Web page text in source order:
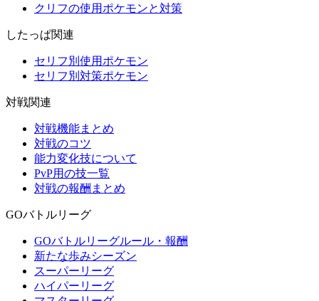
クリフの使用ポケモンと対策
したっぱ関連
セリフ別使用ポケモン
セリフ別対策ポケモン
対戦関連
対戦機能まとめ
対戦のコツ
能力変化技について
PvP用の技一覧
対戦の報酬まとめ
GOバトルリーグ
GOバトルリーグルール・報酬
新たな歩みシーズン
スーパーリーグ
ハイパーリーグ